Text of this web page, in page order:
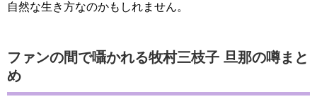
自然な生き方なのかもしれません。
ファンの間で囁かれる牧村三枝子 旦那の噂まと
め